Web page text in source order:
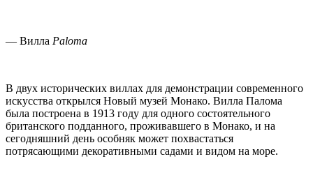
— Вилла Paloma
В двух исторических виллах для демонстрации современного
искусства открылся Новый музей Монако. Вилла Палома
была построена в 1913 году для одного состоятельного
британского подданного, проживавшего в Монако, и на
сегодняшний день особняк может похвастаться
потрясающими декоративными садами и видом на море.